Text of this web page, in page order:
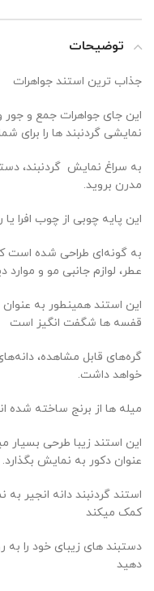
توضیحات
جذاب ترین استند جواهرات
این جای جواهرات جمع و جور
نمایشی گردنبند ها را برای
به سراغ نمایش گردنبند،
مدرن بروید.
این پایه چوبی از چوب
به گونه‌ای طراحی شده است
عطر، لوازم جانبی مو و
این استند همینطور به
قفسه ها شگفت انگیز است
گره‌های قابل مشاهده،
خواهد داشت.
میله ها از برنج ساخته شده
این استند زیبا طرحی بسیار
عنوان دکور به نمایش بگذارد.
استند گردنبند دانه انجیر
کمک میکند
دستبند های زیبای خود را
دهید